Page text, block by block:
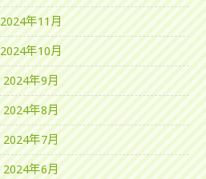
2024年11月
2024年10月
2024年9月
2024年8月
2024年7月
2024年6月